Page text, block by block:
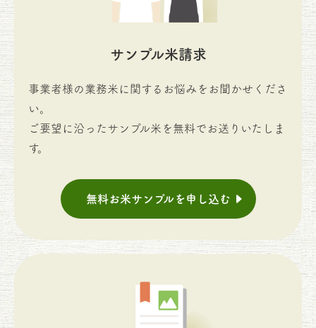
サンプル米請求
事業者様の業務米に関するお悩みをお聞かせくださ
い。
ご要望に沿ったサンプル米を無料でお送りいたしま
す。
無料お米サンプルを申し込む